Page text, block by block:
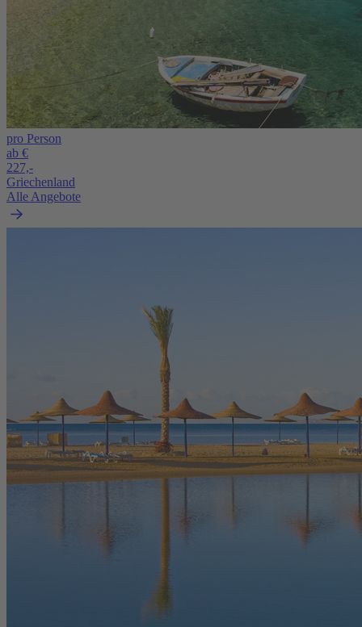
pro Person
ab €
227,-
Griechenland
Alle Angebote